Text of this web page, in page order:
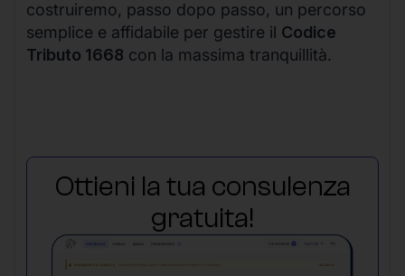
costruiremo, passo dopo passo, un percorso
semplice e affidabile per gestire il Codice
Tributo 1668 con la massima tranquillità.
Ottieni la tua consulenza
gratuita!